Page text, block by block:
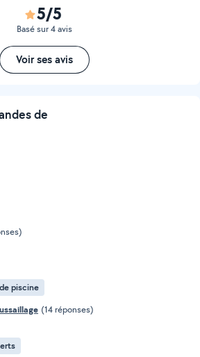
5/5
Basé sur 4 avis
Voir ses avis
de
piscine
(14 réponses)